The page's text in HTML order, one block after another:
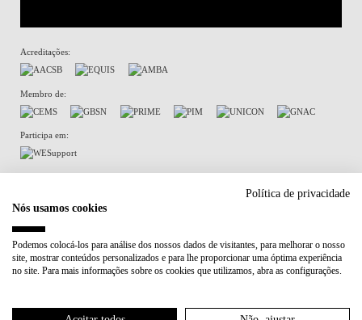
Acreditações:
Membro de:
Participa em:
Política de privacidade
Nós usamos cookies
Podemos colocá-los para análise dos nossos dados de visitantes, para melhorar o nosso
site, mostrar conteúdos personalizados e para lhe proporcionar uma óptima experiência
no site. Para mais informações sobre os cookies que utilizamos, abra as configurações.